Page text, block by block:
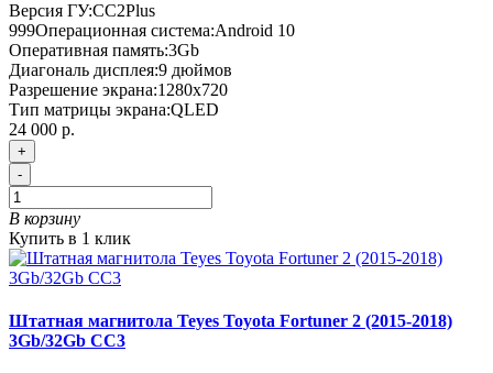
Версия ГУ:CC2Plus
999Операционная система:Android 10
Оперативная память:3Gb
Диагональ дисплея:9 дюймов
Разрешение экрана:1280x720
Тип матрицы экрана:QLED
24 000 р.
+
-
В корзину
Купить в 1 клик
Штатная магнитола Teyes Toyota Fortuner 2 (2015-2018)
3Gb/32Gb CC3